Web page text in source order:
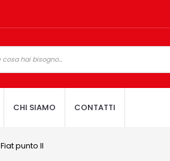
CHI SIAMO CONTATTI
Fiat punto II